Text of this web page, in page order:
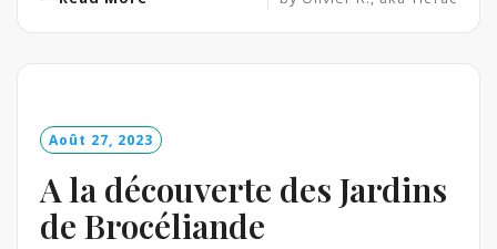
r
Août 27, 2023
A la découverte des Jardins
de Brocéliande